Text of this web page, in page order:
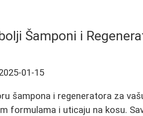
Šamponi i
01-15
šampona i regeneratora za
formulama i uticaju na kosu.